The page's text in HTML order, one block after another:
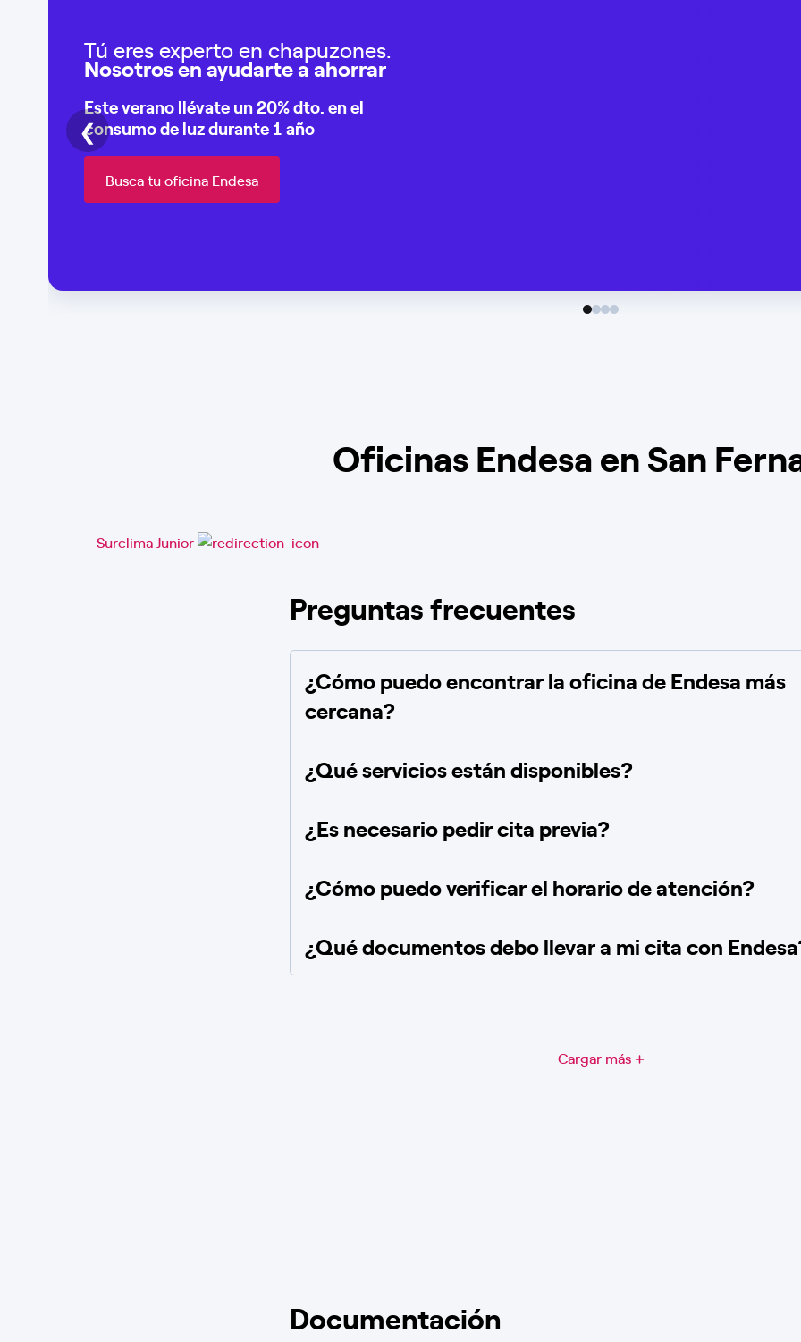
Tú eres experto en chapuzones.
Nosotros en ayudarte a ahorrar
Este verano llévate un20% dto. en el
consumo deluz durante 1 año
Busca tu oficina Endesa
❮
Oficinas Endesa en San
Surclima Junior
Preguntas frecuentes
¿Cómo puedo encontrar la oficina de Endesa más
cercana?
¿Qué servicios están disponibles?
¿Es necesario pedir cita previa?
¿Cómo puedo verificar el horario de atención?
¿Qué documentos debo llevar a mi cita con
Cargar más
Documentación